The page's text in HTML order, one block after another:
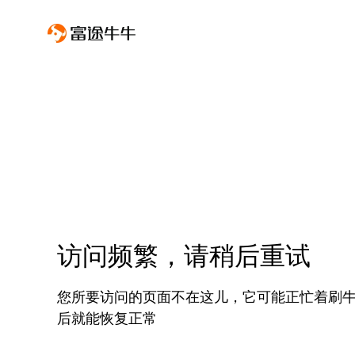
访问频繁，请稍后重试
您所要访问的页面不在这儿，它可能正忙着刷
后就能恢复正常